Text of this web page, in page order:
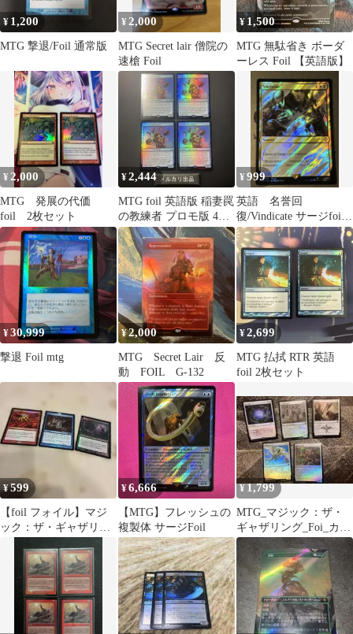
¥ 1,200
MTG 撃退/Foil 通常版
¥ 2,000
MTG Secret lair 僧院の
速槍 Foil
¥1,500
MTG 無駄省き ボーダ
ーレス Foil 【英語版】
¥2,000
MTG 発展の代価
foil 2枚セット
¥2,444
MTG foil 英語版 稲妻罠
の教練者 プロモ版 4枚
セット
¥999
英語 名誉回
復/Vindicate サージfoil
mtg ff エメトセルク
¥30,999
撃退 Foil mtg
¥2,000
MTG Secret Lair 反
動 FOIL G-132
¥2,699
MTG 払拭 RTR 英語
foil 2枚セット
¥599
【foil フォイル】マジ
ック：ザ・ギャザリン
¥6,666
【MTG】フレッシュの
複製体 サージFoil
¥1,799
MTG_マジック：ザ・
ギャザリング_Foi_カー
ド 5枚セット 日本語版